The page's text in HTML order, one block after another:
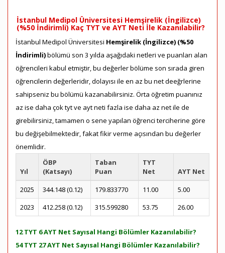
İstanbul Medipol Üniversitesi Hemşirelik (İngilizce)
(%50 İndirimli) Kaç TYT ve AYT Neti İle Kazanılabilir?
İstanbul Medipol Üniversitesi Hemşirelik (İngilizce) (%50
İndirimli)bölümü son 3 yılda aşağıdaki netleri ve puanları alan
öğrencileri kabul etmiştir, bu değerler bölüme son sırada giren
öğrencilerin değerleridir, dolayısı ile en az bu net deeğrlerine
sahipseniz bu bölümü kazanabilirsiniz. Örta öğretim puanınız
az ise daha çok tyt ve ayt neti fazla ise daha az net ile de
girebilirsiniz, tamamen o sene yapılan öğrenci terciherine göre
bu değişebilmektedir, fakat fikir verme açısından bu değerler
önemlidir.
Yıl
ÖBP
(Katsayı)
Taban
Puan
TYT
Net
AYT Net
2025
344.148 (0.12) 179.833770 11.00
5.00
2023
412.258 (0.12) 315.599280 53.75 26.00
12 TYT 6 AYT Net Sayısal Hangi Bölümler Kazanılabilir?
54 TYT 27 AYT Net Sayısal Hangi Bölümler Kazanılabilir?